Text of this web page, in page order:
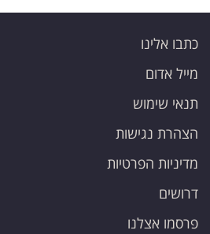
כתבו אלינו
מייל אדום
תנאי שימוש
הצהרת נגישות
מדיניות הפרטיות
דרושים
פרסמו אצלנו